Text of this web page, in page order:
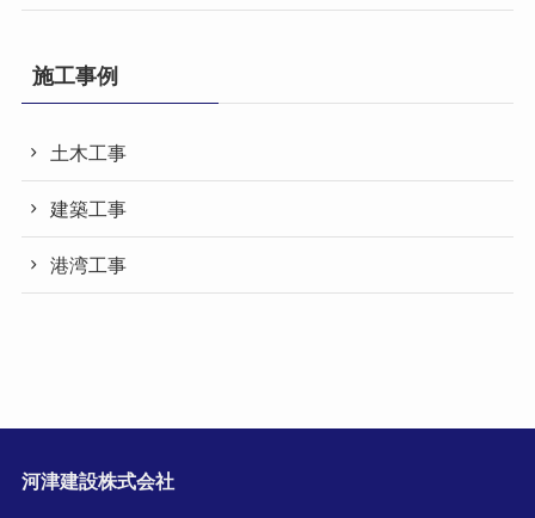
施工事例
土木工事
建築工事
港湾工事
河津建設株式会社